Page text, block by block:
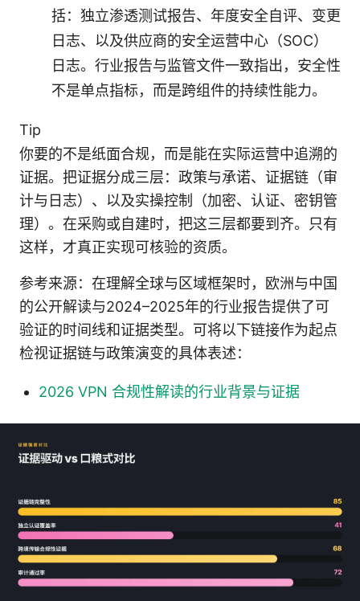
括：独立渗透测试报告、年度安全自评、变更
日志、以及供应商的安全运营中心（SOC）
日志。行业报告与监管文件一致指出，安全性
不是单点指标，而是跨组件的持续性能力。
Tip
你要的不是纸面合规，而是能在实际运营中追溯的
证据。把证据分成三层：政策与承诺、证据链（审
计与日志）、以及实操控制（加密、认证、密钥管
理）。在采购或自建时，把这三层都要到齐。只有
这样，才真正实现可核验的资质。
参考来源：在理解全球与区域框架时，欧洲与中国
的公开解读与2024–2025年的行业报告提供了可
验证的时间线和证据类型。可将以下链接作为起点
检视证据链与政策演变的具体表述：
2026 VPN 合规性解读的行业背景与证据